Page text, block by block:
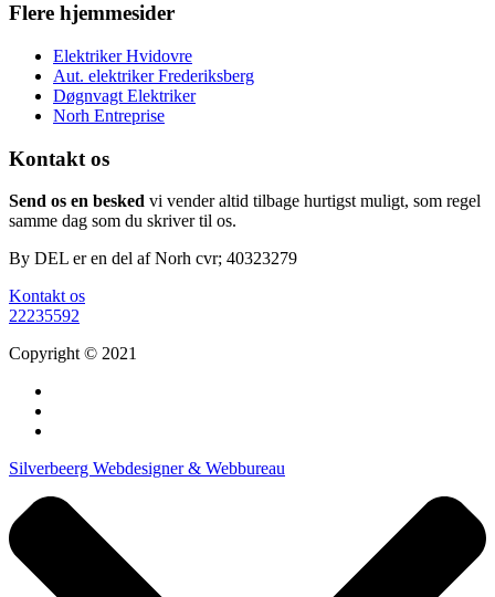
Flere hjemmesider
Elektriker Hvidovre
Aut. elektriker Frederiksberg
Døgnvagt Elektriker
Norh Entreprise
Kontakt os
Send os en besked vi vender altid tilbage hurtigst muligt, som regel
samme dag som du skriver til os.
By DEL er en del af Norh cvr; 40323279
Kontakt os
22235592
Copyright © 2021
Silverbeerg Webdesigner & Webbureau